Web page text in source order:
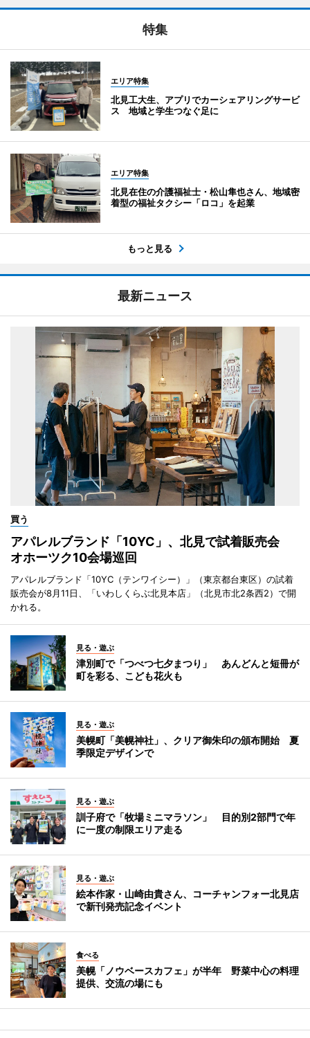
特集
エリア特集
北見工大生、アプリでカーシェアリングサービ
ス 地域と学生つなぐ足に
エリア特集
北見在住の介護福祉士・松山隼也さん、地域密
着型の福祉タクシー「ロコ」を起業
もっと見る
最新ニュース
買う
アパレルブランド「10YC」、北見で試着販売会
オホーツク10会場巡回
アパレルブランド「10YC（テンワイシー）」（東京都台東区）の試着
販売会が8月11日、「いわしくらぶ北見本店」（北見市北2条西2）で開
かれる。
見る・遊ぶ
津別町で「つべつ七夕まつり」 あんどんと短冊が
町を彩る、こども花火も
見る・遊ぶ
美幌町「美幌神社」、クリア御朱印の頒布開始 夏
季限定デザインで
見る・遊ぶ
訓子府で「牧場ミニマラソン」 目的別2部門で年
に一度の制限エリア走る
見る・遊ぶ
絵本作家・山崎由貴さん、コーチャンフォー北見店
で新刊発売記念イベント
食べる
美幌「ノウベースカフェ」が半年 野菜中心の料理
提供、交流の場にも